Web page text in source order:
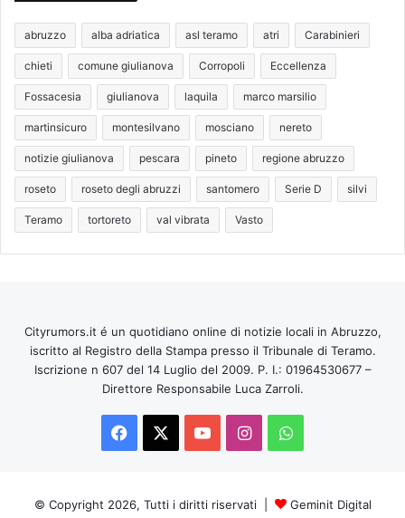
abruzzo alba adriatica asl teramo atri Carabinieri
chieti comune giulianova Corropoli Eccellenza
Fossacesia giulianova laquila marco marsilio
martinsicuro montesilvano mosciano nereto
notizie giulianova pescara pineto regione abruzzo
roseto roseto degli abruzzi santomero Serie D silvi
Teramo tortoreto val vibrata Vasto
Cityrumors.it é un quotidiano online di notizie locali in Abruzzo,
iscritto al Registro della Stampa presso il Tribunale di Teramo.
Iscrizione n 607 del 14 Luglio del 2009. P. I.: 01964530677 –
Direttore Responsabile Luca Zarroli.
Facebook
You InstagramWhatsApp
© Copyright 2026, Tutti i diritti riservati | Geminit Digital